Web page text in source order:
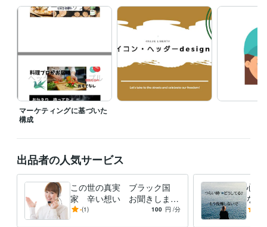
得意分野
じぶん軸　ブレずに突き進む
これからの時代　メンタル強さは必要な事
丁度良い強さ ブレない自分軸 マインド
文字起し1文字　1円で対応します。
マーケティングに基づいた
構成
出品者の人気サービス
この世の真実 ブラック国
家 辛い想い お聞きします
悩みの根幹を紐解く鍵とは？
-(1) 100 円 /分
心
ない
の